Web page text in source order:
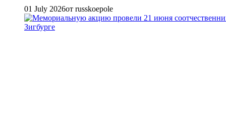
01 July 2026от russkoepole